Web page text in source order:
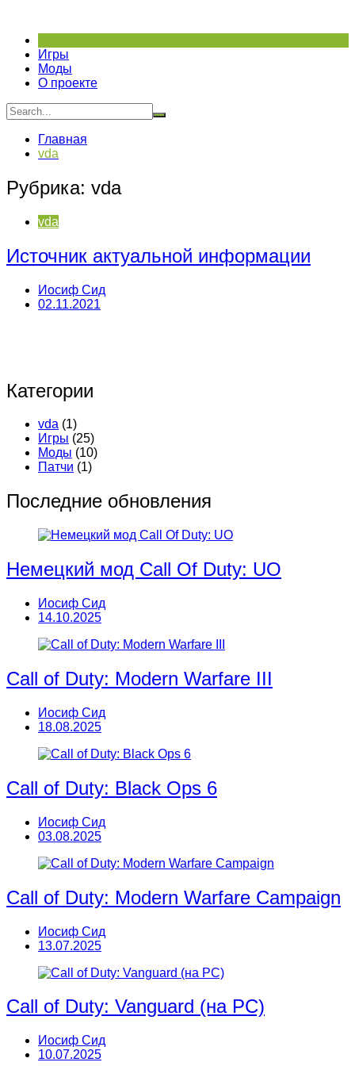
содержимому
Игры
Моды
О проекте
Главная
vda
Рубрика: vda
vda
Источник актуальной информации
Иосиф Сид
02.11.2021
Категории
vda (1)
Игры (25)
Моды (10)
Патчи (1)
Последние обновления
Немецкий мод Call Of Duty: UO
Иосиф Сид
14.10.2025
Call of Duty: Modern Warfare III
Иосиф Сид
18.08.2025
Call of Duty: Black Ops 6
Иосиф Сид
03.08.2025
Call of Duty: Modern Warfare Campaign
Иосиф Сид
13.07.2025
Call of Duty: Vanguard (на PC)
Иосиф Сид
10.07.2025